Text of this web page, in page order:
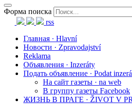
Форма поиска
rss
Главная · Hlavní
Новости · Zpravodajství
Reklama
Объявления · Inzeráty
Подать объявление · Podat
На сайт газеты · na web
В группу газеты Facebook
ЖИЗНЬ В ПРАГЕ · ŽIVOT V